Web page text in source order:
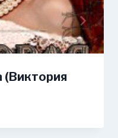
(Виктория